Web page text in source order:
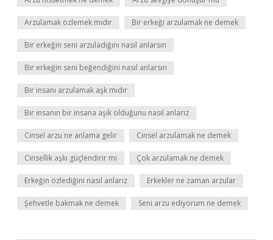
Arzulamak özlemek midir Bir erkeği arzulamak ne demek
Bir erkeğin seni arzuladığını nasıl anlarsın
Bir erkeğin seni beğendiğini nasıl anlarsın
Bir insanı arzulamak aşk mıdır
Bir insanın bir insana aşık olduğunu nasıl anlarız
Cinsel arzu ne anlama gelir Cinsel arzulamak ne demek
Cinsellik aşkı güçlendirir mi Çok arzulamak ne demek
Erkeğin özlediğini nasıl anlarız Erkekler ne zaman arzular
Şehvetle bakmak ne demek Seni arzu ediyorum ne demek